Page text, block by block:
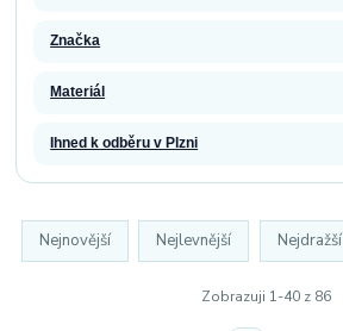
Značka
Materiál
Ihned k odběru v Plzni
Nejnovější Nejlevnější Nejdražší
Zobrazuji 1-40 z 86